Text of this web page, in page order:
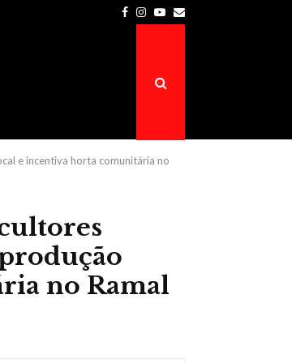
Prefeitura de Atalaia do Norte é a…
Facebook
Instagram
Youtube
Email
e incentiva horta comunitária no
no Ramal